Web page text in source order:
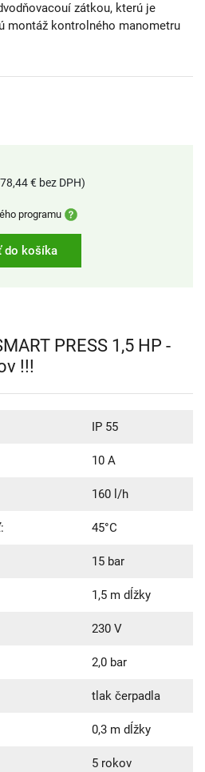
zátkou, kterú je
montáž kontrolného manometru
€ bez DPH)
programu
do košíka
PRESS 1,5 HP -
!!!
IP 55
10 A
160 l/h
45°C
15 bar
1,5 m dĺžky
230 V
2,0 bar
tlak čerpadla
0,3 m dĺžky
5 rokov